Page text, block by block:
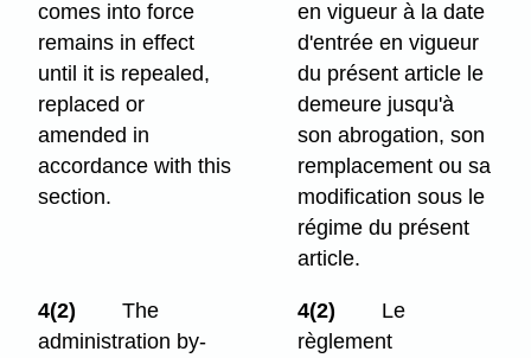
comes into force
remains in effect
until it is repealed,
replaced or
amended in
accordance with this
section.
en vigueur à la date
d'entrée en vigueur
du présent article le
demeure jusqu'à
son abrogation, son
remplacement ou sa
modification sous le
régime du présent
article.
4(2)
The
administration by-
4(2)
Le
règlement